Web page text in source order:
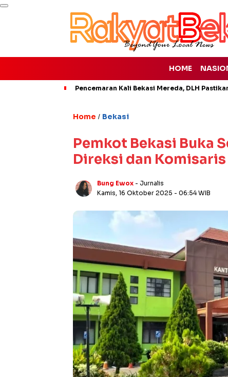
HOME
Pencemaran Kali Bekasi Mereda, DLH
Home / Bekasi
Pemkot Bekasi Buka
Direksi dan Komisaris
Bung Ewox - Jurnalis
Kamis, 16 Oktober 2025 - 06:54 WIB